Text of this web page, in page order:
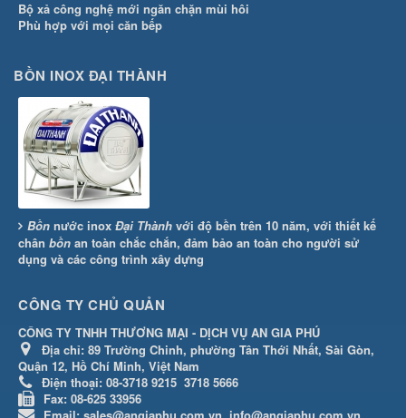
Bộ xả công nghệ mới ngăn chặn mùi hôi
Phù hợp với mọi căn bếp
BỒN INOX ĐẠI THÀNH
Bồn nước inox Đại Thành với độ bền trên 10 năm, với thiết kế
chân bồn an toàn chắc chắn, đảm bảo an toàn cho người sử
dụng và các công trình xây dựng
CÔNG TY CHỦ QUẢN
CÔNG TY TNHH THƯƠNG MẠI - DỊCH VỤ AN GIA PHÚ
Địa chỉ: 89 Trường Chinh, phường Tân Thới Nhất, Sài Gòn,
Quận 12, Hồ Chí Minh, Việt Nam
Điện thoại: 08-3718 9215 3718 5666
Fax: 08-625 33956